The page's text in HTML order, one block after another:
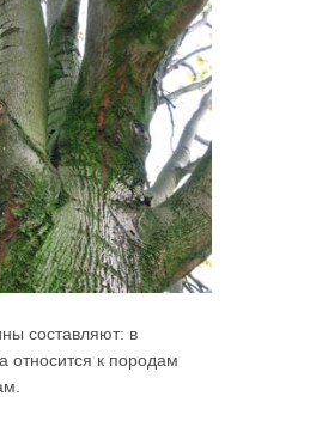
составляют: в
к породам